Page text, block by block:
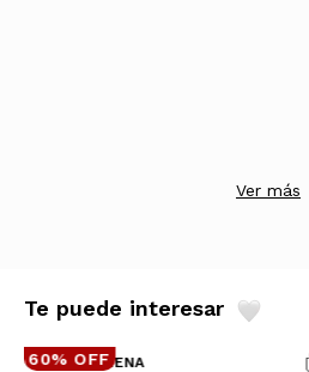
Ver más
Te puede interesar
60% OFF
CAMPERA VIENA